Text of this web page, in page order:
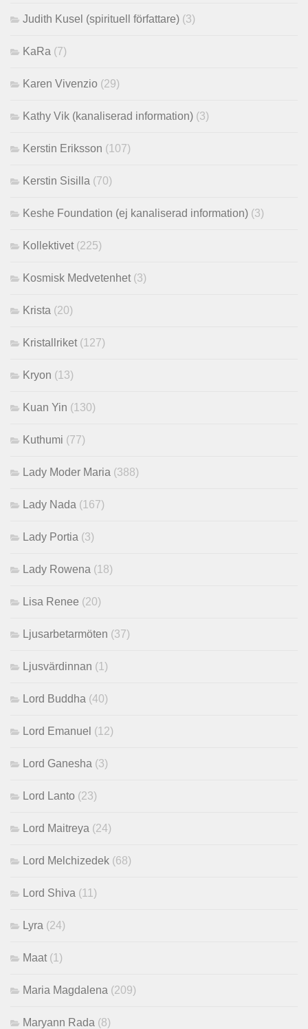
Judith Kusel (spirituell författare) (3)
KaRa (7)
Karen Vivenzio (29)
Kathy Vik (kanaliserad information) (3)
Kerstin Eriksson (107)
Kerstin Sisilla (70)
Keshe Foundation (ej kanaliserad information) (3)
Kollektivet (225)
Kosmisk Medvetenhet (3)
Krista (20)
Kristallriket (127)
Kryon (13)
Kuan Yin (130)
Kuthumi (77)
Lady Moder Maria (388)
Lady Nada (167)
Lady Portia (3)
Lady Rowena (18)
Lisa Renee (20)
Ljusarbetarmöten (37)
Ljusvärdinnan (1)
Lord Buddha (40)
Lord Emanuel (12)
Lord Ganesha (3)
Lord Lanto (23)
Lord Maitreya (24)
Lord Melchizedek (68)
Lord Shiva (11)
Lyra (24)
Maat (1)
Maria Magdalena (209)
Maryann Rada (8)